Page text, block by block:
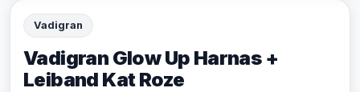
Vadigran
Vadigran Glow Up Harnas +
Leiband Kat Roze